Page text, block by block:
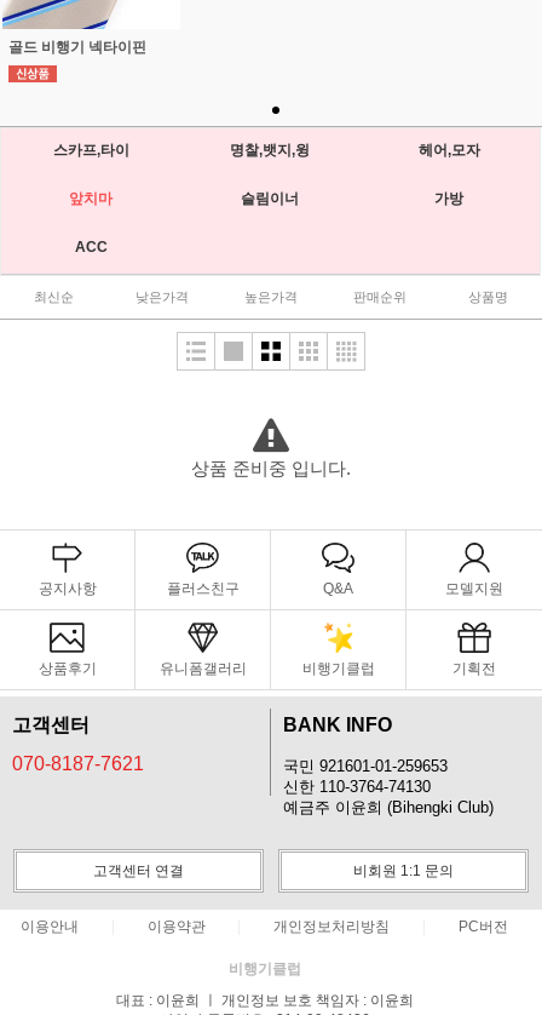
골드 비행기 넥타이핀
스카프,타이 명찰,뱃지,윙 헤어,모자
앞치마 슬림이너 가방
ACC
최신순 낮은가격 높은가격 판매순위 상품명
상품 준비중 입니다.
공지사항 플러스친구 Q&A 모델지원
상품후기 유니폼갤러리 비행기클럽 기획전
고객센터
070-8187-7621
BANK INFO
국민 921601-01-259653
신한 110-3764-74130
예금주 이윤희 (Bihengki Club)
고객센터 연결 비회원 1:1 문의
이용안내 이용약관 개인정보처리방침 PC버전
비행기클럽
대표 : 이윤희 ㅣ 개인정보 보호 책임자 : 이윤희